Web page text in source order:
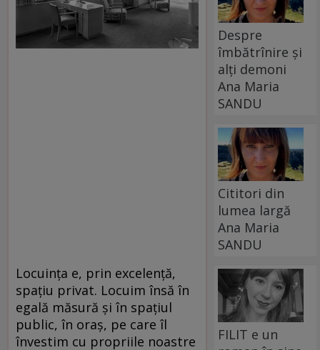
Locuinţa e, prin excelenţă,
spaţiu privat. Locuim însă în
egală măsură şi în spaţiul
public, în oraş, pe care îl
învestim cu propriile noastre
Despre
îmbătrînire și
alți demoni
Ana Maria
SANDU
Cititori din
lumea largă
Ana Maria
SANDU
FILIT e un